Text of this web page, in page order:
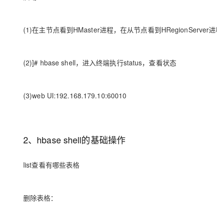
(1)在主节点看到HMaster进程，在从节点看到HRegionServer
(2)]# hbase shell，进入终端执行status，查看状态
(3)web UI:192.168.179.10:60010
2、hbase shell的基础操作
list查看有哪些表格
删除表格：